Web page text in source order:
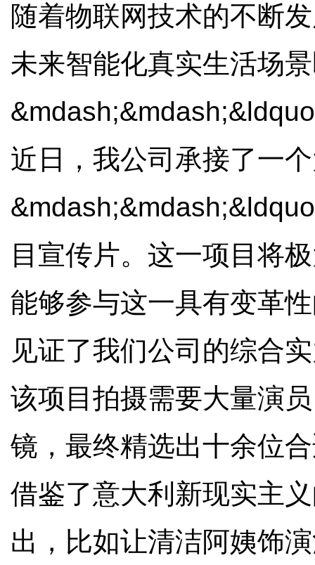
随着物联网技术的不断
未来智能化真实生活场
近日，我公司承接了一
目宣传片。这一项目将
能够参与这一具有变革
见证了我们公司的综合
该项目拍摄需要大量演
镜，最终精选出十余位
借鉴了意大利新现实主
出，比如让清洁阿姨饰